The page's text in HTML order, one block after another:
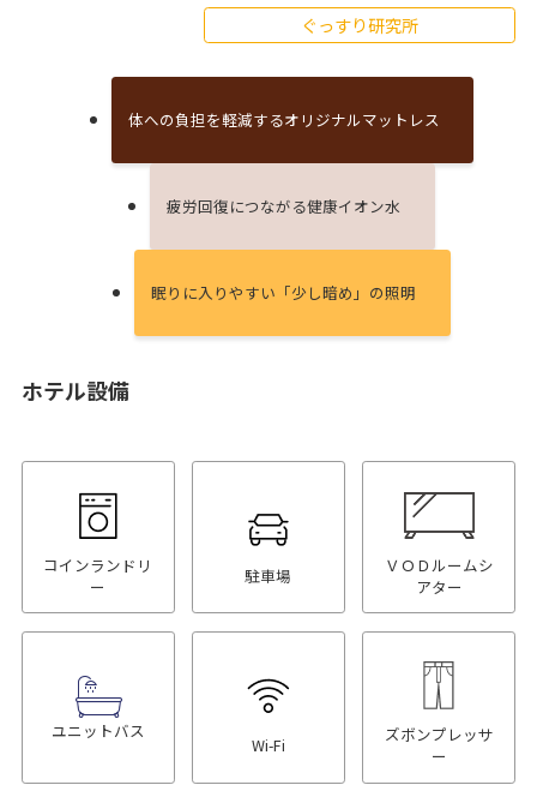
ぐっすり研究所
体への負担を軽減するオリジナルマットレス
疲労回復につながる健康イオン⽔
眠りに⼊りやすい「少し暗め」の照明
ホテル設備
コインランドリ
ー
駐車場
ＶＯＤルームシ
アター
ユニットバス
Wi-Fi
ズボンプレッサ
ー